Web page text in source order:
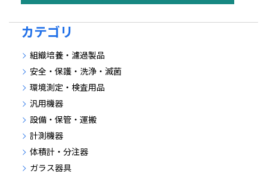
カテゴリ
組織培養・濾過製品
安全・保護・洗浄・滅菌
環境測定・検査用品
汎用機器
設備・保管・運搬
計測機器
体積計・分注器
ガラス器具